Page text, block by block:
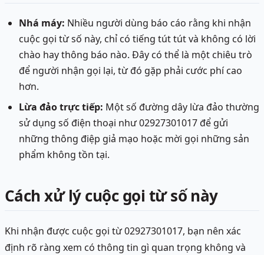
Nhá máy: Nhiều người dùng báo cáo rằng khi nhận
cuộc gọi từ số này, chỉ có tiếng tút tút và không có lời
chào hay thông báo nào. Đây có thể là một chiêu trò
để người nhận gọi lại, từ đó gặp phải cước phí cao
hơn.
Lừa đảo trực tiếp: Một số đường dây lừa đảo thường
sử dụng số điện thoại như 02927301017 để gửi
những thông điệp giả mạo hoặc mời gọi những sản
phẩm không tồn tại.
Cách xử lý cuộc gọi từ số này
Khi nhận được cuộc gọi từ 02927301017, bạn nên xác
định rõ ràng xem có thông tin gì quan trọng không và